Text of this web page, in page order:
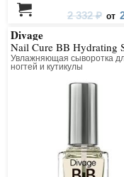
2 332 ₽ от
Divage
Nail Cure BB Hydrating
Увлажняющая сыворотка
ногтей и кутикулы